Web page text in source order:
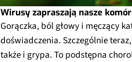
Wirusy zapraszają nasze
Gorączka, ból głowy i męczący
doświadczenia. Szczególnie
także i grypa. To podstępna